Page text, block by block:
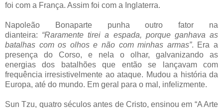
foi com a França. Assim foi com a Inglaterra.
Napoleão Bonaparte punha outro fator na
dianteira: “Raramente tirei a espada, porque ganhava as
batalhas com os olhos e não com minhas armas”. Era a
presença do Corso, e nela o olhar, galvanizando as
energias dos batalhões que então se lançavam com
frequência irresistivelmente ao ataque. Mudou a história da
Europa, até do mundo. Em geral para o mal, infelizmente.
Sun Tzu, quatro séculos antes de Cristo, ensinou em “A Arte